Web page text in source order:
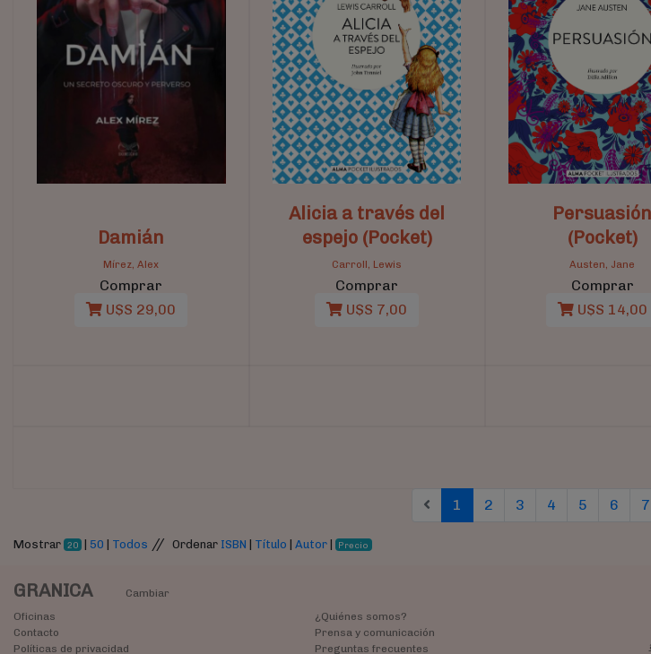
Damián
Mírez, Alex
Comprar
U$S 29,00
Alicia a través del
espejo (Pocket)
Carroll, Lewis
Comprar
U$S 7,00
Persuasión
(Pocket)
Austen, Jane
Comprar
U$S 14,00
1 (current)
2(current)
3(current)
4(current)
5(current)
6 7
Mostrar 20 | 50 | Todos // Ordenar ISBN | Título | Autor| Precio
GRANICA
Cambiar
Oficinas
Contacto
Políticas de privacidad
¿Quiénes somos?
Prensa y comunicación
Preguntas frecuentes